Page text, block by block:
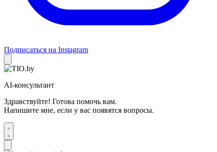
Подписаться на Instagram
AI-консультант
Здравствуйте! Готова помочь вам.
Напишите мне, если у вас появятся вопросы.